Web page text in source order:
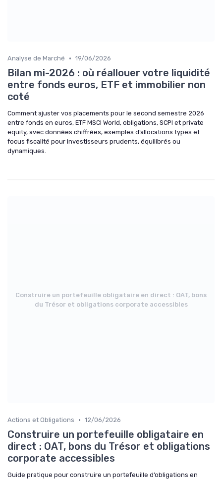
Analyse de Marché • 19/06/2026
Bilan mi-2026 : où réallouer votre liquidité
entre fonds euros, ETF et immobilier non
coté
Comment ajuster vos placements pour le second semestre 2026
entre fonds en euros, ETF MSCI World, obligations, SCPI et private
equity, avec données chiffrées, exemples d’allocations types et
focus fiscalité pour investisseurs prudents, équilibrés ou
dynamiques.
Construire un portefeuille obligataire en direct : OAT, bons
du Trésor et obligations corporate accessibles
Actions et Obligations • 12/06/2026
Construire un portefeuille obligataire en
direct : OAT, bons du Trésor et obligations
corporate accessibles
Guide pratique pour construire un portefeuille d’obligations en